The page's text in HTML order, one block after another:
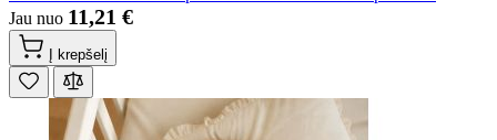
Jau nuo 11,21 €
Į krepšelį